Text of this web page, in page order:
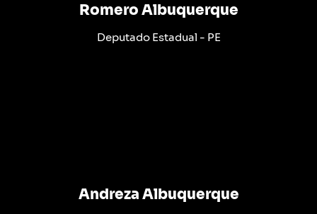
Romero Albuquerque
Deputado Estadual - PE
Andreza Albuquerque